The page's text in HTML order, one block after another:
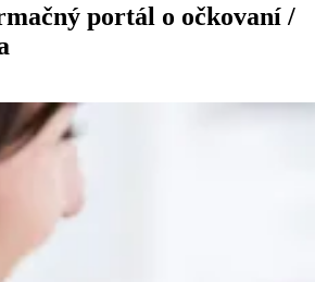
portál o očkovaní /